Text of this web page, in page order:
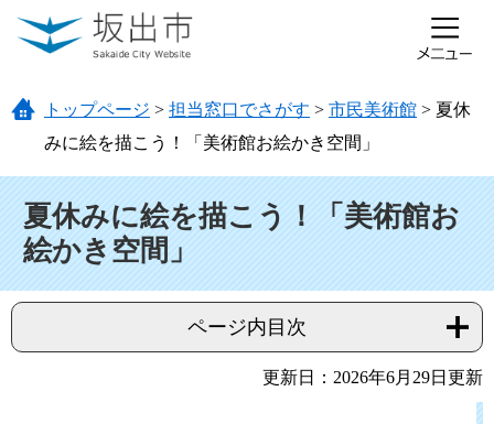
ページの先頭です。
メニューを飛ばして本文へ
トップページ > 担当窓口でさがす > 市民美術館 > 夏休
みに絵を描こう！「美術館お絵かき空間」
夏休みに絵を描こう！「美術館お
絵かき空間」
ページ内目次
更新日：2026年6月29日更新